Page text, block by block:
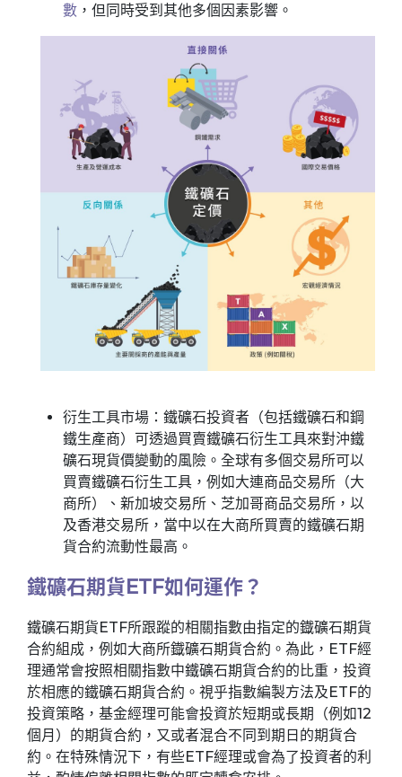
數 ，但同時受到其他多個因素影響。
衍生工具市場：鐵礦石投資者（包括鐵礦石和鋼
鐵生產商）可透過買賣鐵礦石衍生工具來對沖鐵
礦石現貨價變動的風險。全球有多個交易所可以
買賣鐵礦石衍生工具，例如大連商品交易所（大
商所）、新加坡交易所、芝加哥商品交易所，以
及香港交易所，當中以在大商所買賣的鐵礦石期
貨合約流動性最高。
鐵礦石期貨ETF如何運作？
鐵礦石期貨ETF所跟蹤的相關指數由指定的鐡礦石期貨
合約組成，例如大商所鐡礦石期貨合約。為此，ETF經
理通常會按照相關指數中鐵礦石期貨合約的比重，投資
於相應的鐵礦石期貨合約。視乎指數編製方法及ETF的
投資策略，基金經理可能會投資於短期或長期（例如12
個月）的期貨合約，又或者混合不同到期日的期貨合
約。在特殊情況下，有些ETF經理或會為了投資者的利